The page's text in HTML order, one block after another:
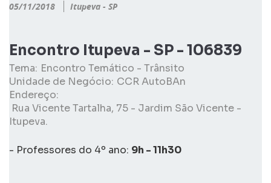
05/11/2018 Itupeva - SP
Encontro Itupeva - SP - 106839
Tema: Encontro Temático - Trânsito
Unidade de Negócio: CCR AutoBAn
Endereço:
Rua Vicente Tartalha, 75 - Jardim São Vicente -
Itupeva.
- Professores do 4º ano: 9h - 11h30